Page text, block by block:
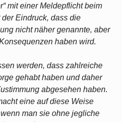
mit einer Meldepflicht beim
Eindruck, dass die
nicht näher genannte, aber
haben wird.
werden, dass zahlreiche
gehabt haben und daher
abgesehen haben.
eine auf diese Weise
man sie ohne jegliche